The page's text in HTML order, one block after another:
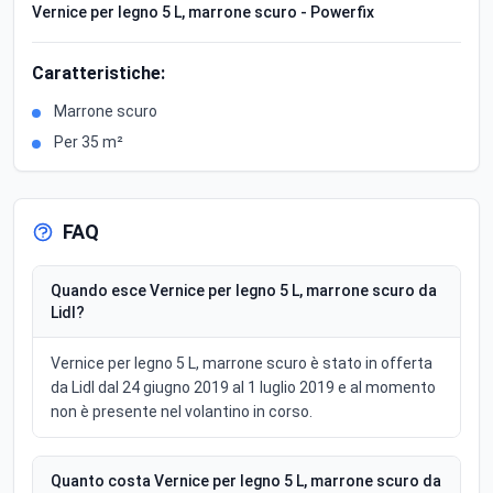
Vernice per legno 5 L, marrone scuro - Powerfix
Caratteristiche:
Marrone scuro
Per 35 m²
FAQ
Quando esce Vernice per legno 5 L, marrone scuro da
Lidl?
Vernice per legno 5 L, marrone scuro è stato in offerta
da Lidl dal 24 giugno 2019 al 1 luglio 2019 e al momento
non è presente nel volantino in corso.
Quanto costa Vernice per legno 5 L, marrone scuro da